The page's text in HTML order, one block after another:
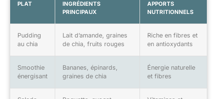
PLAT
INGRÉDIENTS
PRINCIPAUX
APPORTS
NUTRITIONNELS
Pudding
au chia
Lait d’amande, graines
de chia, fruits rouges
Riche en fibres et
en antioxydants
Smoothie
énergisant
Bananes, épinards,
graines de chia
Énergie naturelle
et fibres